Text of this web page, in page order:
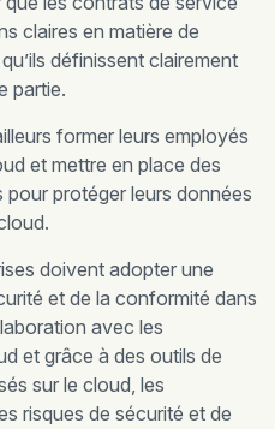
claires en matière de
définissent clairement
partie.
former leurs employés
et mettre en place des
protéger leurs données
doivent adopter une
et de la conformité dans
avec les
et grâce à des outils de
sur le cloud, les
risques de sécurité et de